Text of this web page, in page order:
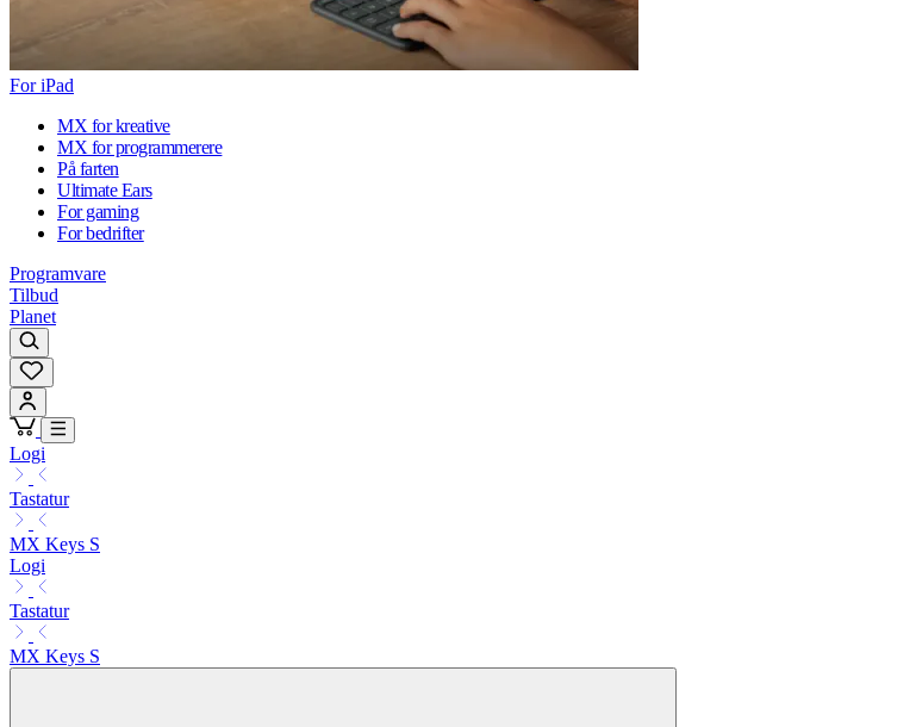
For iPad
MX for kreative
MX for programmerere
På farten
Ultimate Ears
For gaming
For bedrifter
Programvare
Tilbud
Planet
Logi
Tastatur
MX Keys S
Logi
Tastatur
MX Keys S